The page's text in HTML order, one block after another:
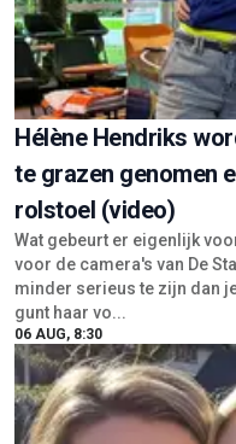
Hélène Hendriks
te grazen genomen
rolstoel (video)
Wat gebeurt er eigenlijk
voor de camera's van De
minder serieus te zijn dan
gunt haar vo...
06 AUG, 8:30